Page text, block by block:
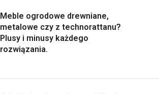
Meble ogrodowe drewniane,
metalowe czy z technorattanu?
Plusy i minusy każdego
rozwiązania.